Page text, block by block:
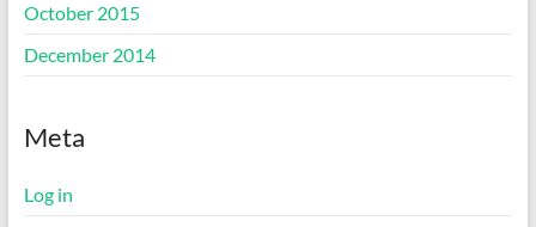
October 2015
December 2014
Meta
Log in